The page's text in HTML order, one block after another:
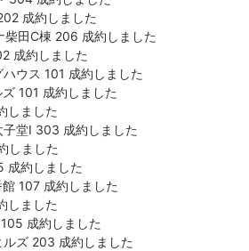
成約しました
田C棟 206 成約しました
成約しました
ウス 101 成約しました
101 成約しました
しました
堂Ⅰ 303 成約しました
しました
成約しました
107 成約しました
しました
成約しました
ズ 203 成約しました